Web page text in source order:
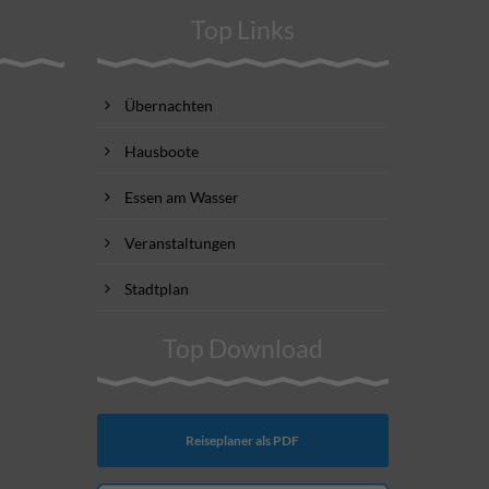
Top Links
Übernachten
Hausboote
Essen am Wasser
Veranstaltungen
Stadtplan
Top Download
Reiseplaner als PDF